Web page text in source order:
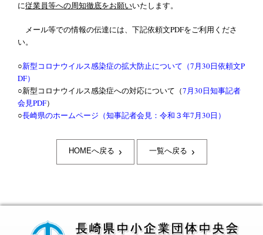
に従業員等への周知徹底をお願いいたします。
メール等での情報の伝達には、下記依頼文PDFをご利用くださ
い。
○新型コロナウイルス感染症の拡大防止について（7月30日依頼文P
DF）
○新型コロナウイルス感染症への対応について（7月30日知事記者
会見PDF）
○長崎県のホームページ（知事記者会見：令和３年7月30日）
HOMEへ戻る › 一覧へ戻る ›